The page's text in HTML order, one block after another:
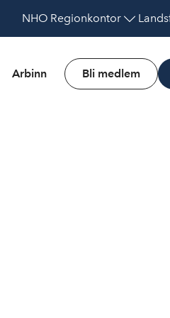
NHO Regionkontor
Arbinn Bli medlem